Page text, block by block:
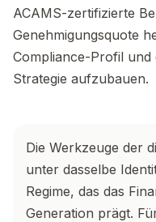
ACAMS-zertifizierte
Genehmigungsquote
Compliance-Profil und
Strategie aufzubauen.
Die Werkzeuge der
unter dasselbe
Regime, das das
Generation prägt.